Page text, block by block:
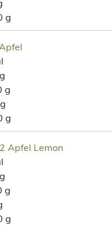
g
g
g
Apfel Lemon
g
g